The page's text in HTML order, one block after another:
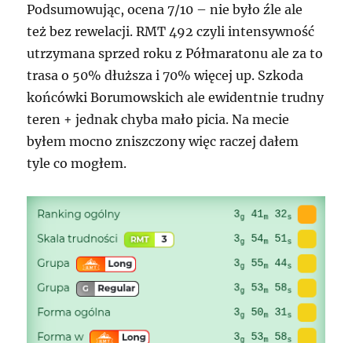
Podsumowując, ocena 7/10 – nie było źle ale
też bez rewelacji. RMT 492 czyli intensywność
utrzymana sprzed roku z Półmaratonu ale za to
trasa o 50% dłuższa i 70% więcej up. Szkoda
końcówki Borumowskich ale ewidentnie trudny
teren + jednak chyba mało picia. Na mecie
byłem mocno zniszczony więc raczej dałem
tyle co mogłem.